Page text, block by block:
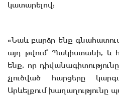
կատարելով:
«Նաև բարձր ենք
այդ թվում՝ Պակիստանի,
ենք, որ
չլուծված հարցերը
Արևելքում խաղաղությունը